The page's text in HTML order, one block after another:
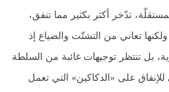
تدّخر أكثر بكثير مما تنفق،
تعاني من التشتّت والضياع إذ
بل تنتظر توجيهات غائبة من السلطة
للإنفاق على «الدكاكين» التي تعمل